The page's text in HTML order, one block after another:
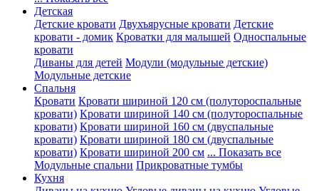
Детская
Детские кровати Двухъярусные кровати Детские
кровати - домик Кроватки для малышей Односпальные
кровати
Диваны для детей Модули (модульные детские)
Модульные детские
Спальня
Кровати Кровати шириной 120 см (полутороспальные
кровати) Кровати шириной 140 см (полутороспальные
кровати) Кровати шириной 160 см (двуспальные
кровати) Кровати шириной 180 см (двуспальные
кровати) Кровати шириной 200 см ... Показать все
Модульные спальни Прикроватные тумбы
Кухня